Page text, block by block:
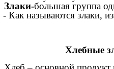
Злаки-большая группа
- Как называются злаки,
Хлебные